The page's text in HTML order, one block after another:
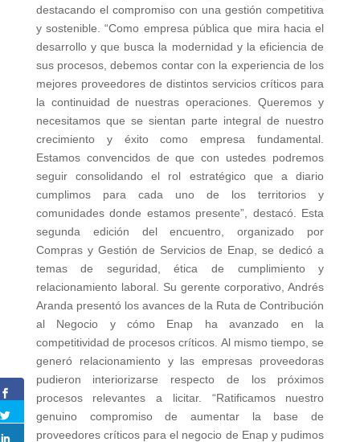
destacando el compromiso con una gestión competitiva
y sostenible. “Como empresa pública que mira hacia el
desarrollo y que busca la modernidad y la eficiencia de
sus procesos, debemos contar con la experiencia de los
mejores proveedores de distintos servicios críticos para
la continuidad de nuestras operaciones. Queremos y
necesitamos que se sientan parte integral de nuestro
crecimiento y éxito como empresa fundamental.
Estamos convencidos de que con ustedes podremos
seguir consolidando el rol estratégico que a diario
cumplimos para cada uno de los territorios y
comunidades donde estamos presente”, destacó. Esta
segunda edición del encuentro, organizado por
Compras y Gestión de Servicios de Enap, se dedicó a
temas de seguridad, ética de cumplimiento y
relacionamiento laboral. Su gerente corporativo, Andrés
Aranda presentó los avances de la Ruta de Contribución
al Negocio y cómo Enap ha avanzado en la
competitividad de procesos críticos. Al mismo tiempo, se
generó relacionamiento y las empresas proveedoras
pudieron interiorizarse respecto de los próximos
procesos relevantes a licitar. “Ratificamos nuestro
genuino compromiso de aumentar la base de
proveedores críticos para el negocio de Enap y pudimos